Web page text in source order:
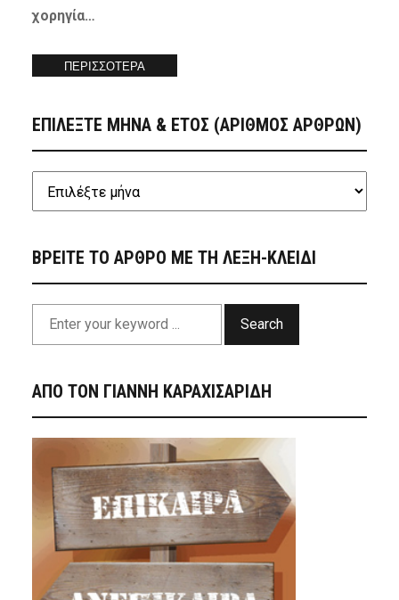
χορηγία…
ΠΕΡΙΣΣΟΤΕΡΑ
ΕΠΙΛΕΞΤΕ ΜΗΝΑ & ΕΤΟΣ (ΑΡΙΘΜΟΣ ΑΡΘΡΩΝ)
ΒΡΕΙΤΕ ΤΟ ΑΡΘΡΟ ΜΕ ΤΗ ΛΕΞΗ-ΚΛΕΙΔΙ
Search
ΑΠΟ ΤΟΝ ΓΙΑΝΝΗ ΚΑΡΑΧΙΣΑΡΙΔΗ